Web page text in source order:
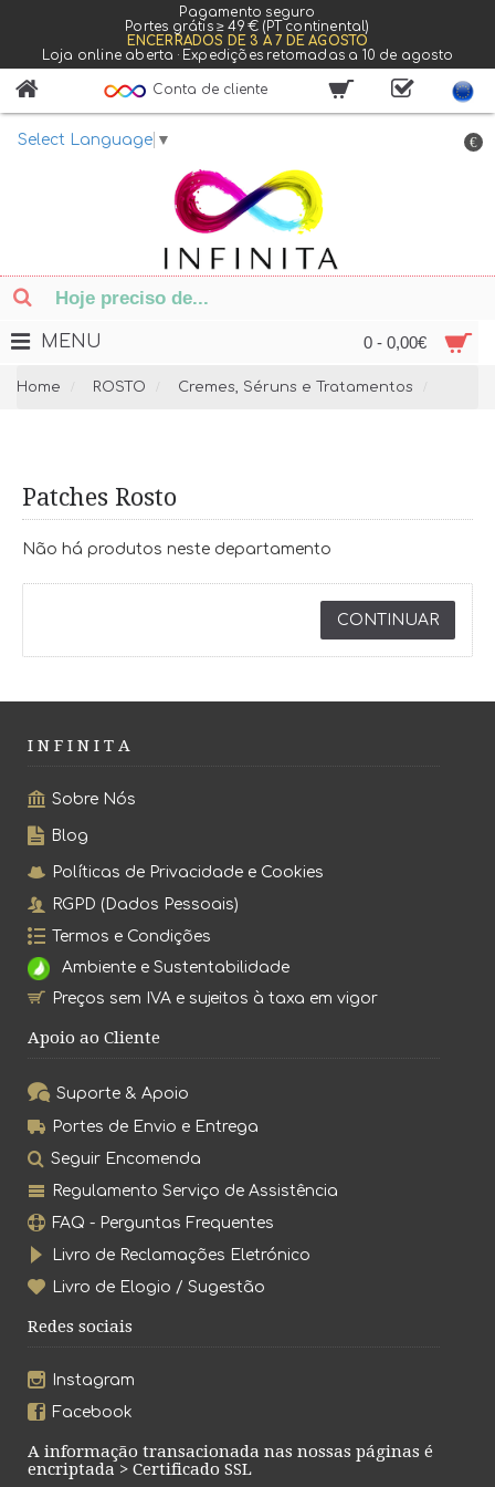
Pagamento seguro
Portes grátis ≥ 49 € (PT continental)
ENCERRADOS DE 3 A 7 DE AGOSTO
Loja online aberta · Expedições retomadas a 10 de agosto
Select Language ▼
Conta de cliente
€
0 - 0,00€
MENU
Home ROSTO Cremes, Séruns e Tratamentos
Patches Rosto
Não há produtos neste departamento
CONTINUAR
I N F I N I T A
Sobre Nós
Blog
Políticas de Privacidade e Cookies
RGPD (Dados Pessoais)
Termos e Condições
Ambiente e Sustentabilidade
Preços sem IVA e sujeitos à taxa em vigor
Apoio ao Cliente
Suporte & Apoio
Portes de Envio e Entrega
Seguir Encomenda
Regulamento Serviço de Assistência
FAQ - Perguntas Frequentes
Livro de Reclamações Eletrónico
Livro de Elogio / Sugestão
Redes sociais
Instagram
Facebook
A informação transacionada nas nossas páginas é
encriptada > Certificado SSL